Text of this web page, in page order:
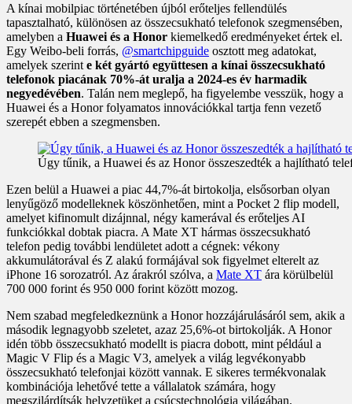
A kínai mobilpiac történetében újból erőteljes fellendülés
tapasztalható, különösen az összecsukható telefonok szegmensében,
amelyben a Huawei és a Honor kiemelkedő eredményeket értek el.
Egy Weibo-beli forrás, @smartchipguide osztott meg adatokat,
amelyek szerint e két gyártó együttesen a kínai összecsukható
telefonok piacának 70%-át uralja a 2024-es év harmadik
negyedévében. Talán nem meglepő, ha figyelembe vesszük, hogy a
Huawei és a Honor folyamatos innovációkkal tartja fenn vezető
szerepét ebben a szegmensben.
Úgy tűnik, a Huawei és az Honor összeszedték a hajlítható
Ezen belül a Huawei a piac 44,7%-át birtokolja, elsősorban olyan
lenyűgöző modelleknek köszönhetően, mint a Pocket 2 flip modell,
amelyet kifinomult dizájnnal, négy kamerával és erőteljes AI
funkciókkal dobtak piacra. A Mate XT hármas összecsukható
telefon pedig további lendületet adott a cégnek: vékony
akkumulátorával és Z alakú formájával sok figyelmet elterelt az
iPhone 16 sorozatról. Az árakról szólva, a Mate XT ára körülbelül
700 000 forint és 950 000 forint között mozog.
Nem szabad megfeledkeznünk a Honor hozzájárulásáról sem, akik a
második legnagyobb szeletet, azaz 25,6%-ot birtokolják. A Honor
idén több összecsukható modellt is piacra dobott, mint például a
Magic V Flip és a Magic V3, amelyek a világ legvékonyabb
összecsukható telefonjai között vannak. E sikeres termékvonalak
kombinációja lehetővé tette a vállalatok számára, hogy
megszilárdítsák helyzetüket a csúcstechnológia világában.